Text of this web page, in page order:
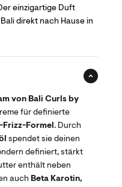
einzigartige Duft
direkt nach Hause in
von Bali Curls by
für definierte
Frizz-Formel. Durch
spendet sie deinen
definiert, stärkt
enthält neben
auch Beta Karotin,